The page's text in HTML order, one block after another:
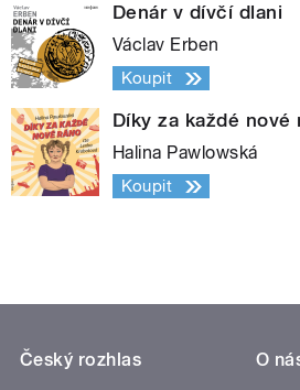
Denár v dívčí dlani
Václav Erben
Koupit
Díky za každé nové
Halina Pawlowská
Koupit
Český rozhlas
O